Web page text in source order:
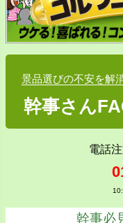
景品選びの不安を解
幹事さん
電話
幹事必